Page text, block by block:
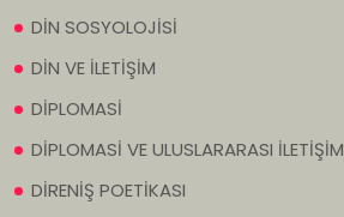
DİN SOSYOLOJİSİ
DİN VE İLETİŞİM
DİPLOMASİ
DİPLOMASİ VE ULUSLARARASI İLETİŞİM
DİRENİŞ POETİKASI